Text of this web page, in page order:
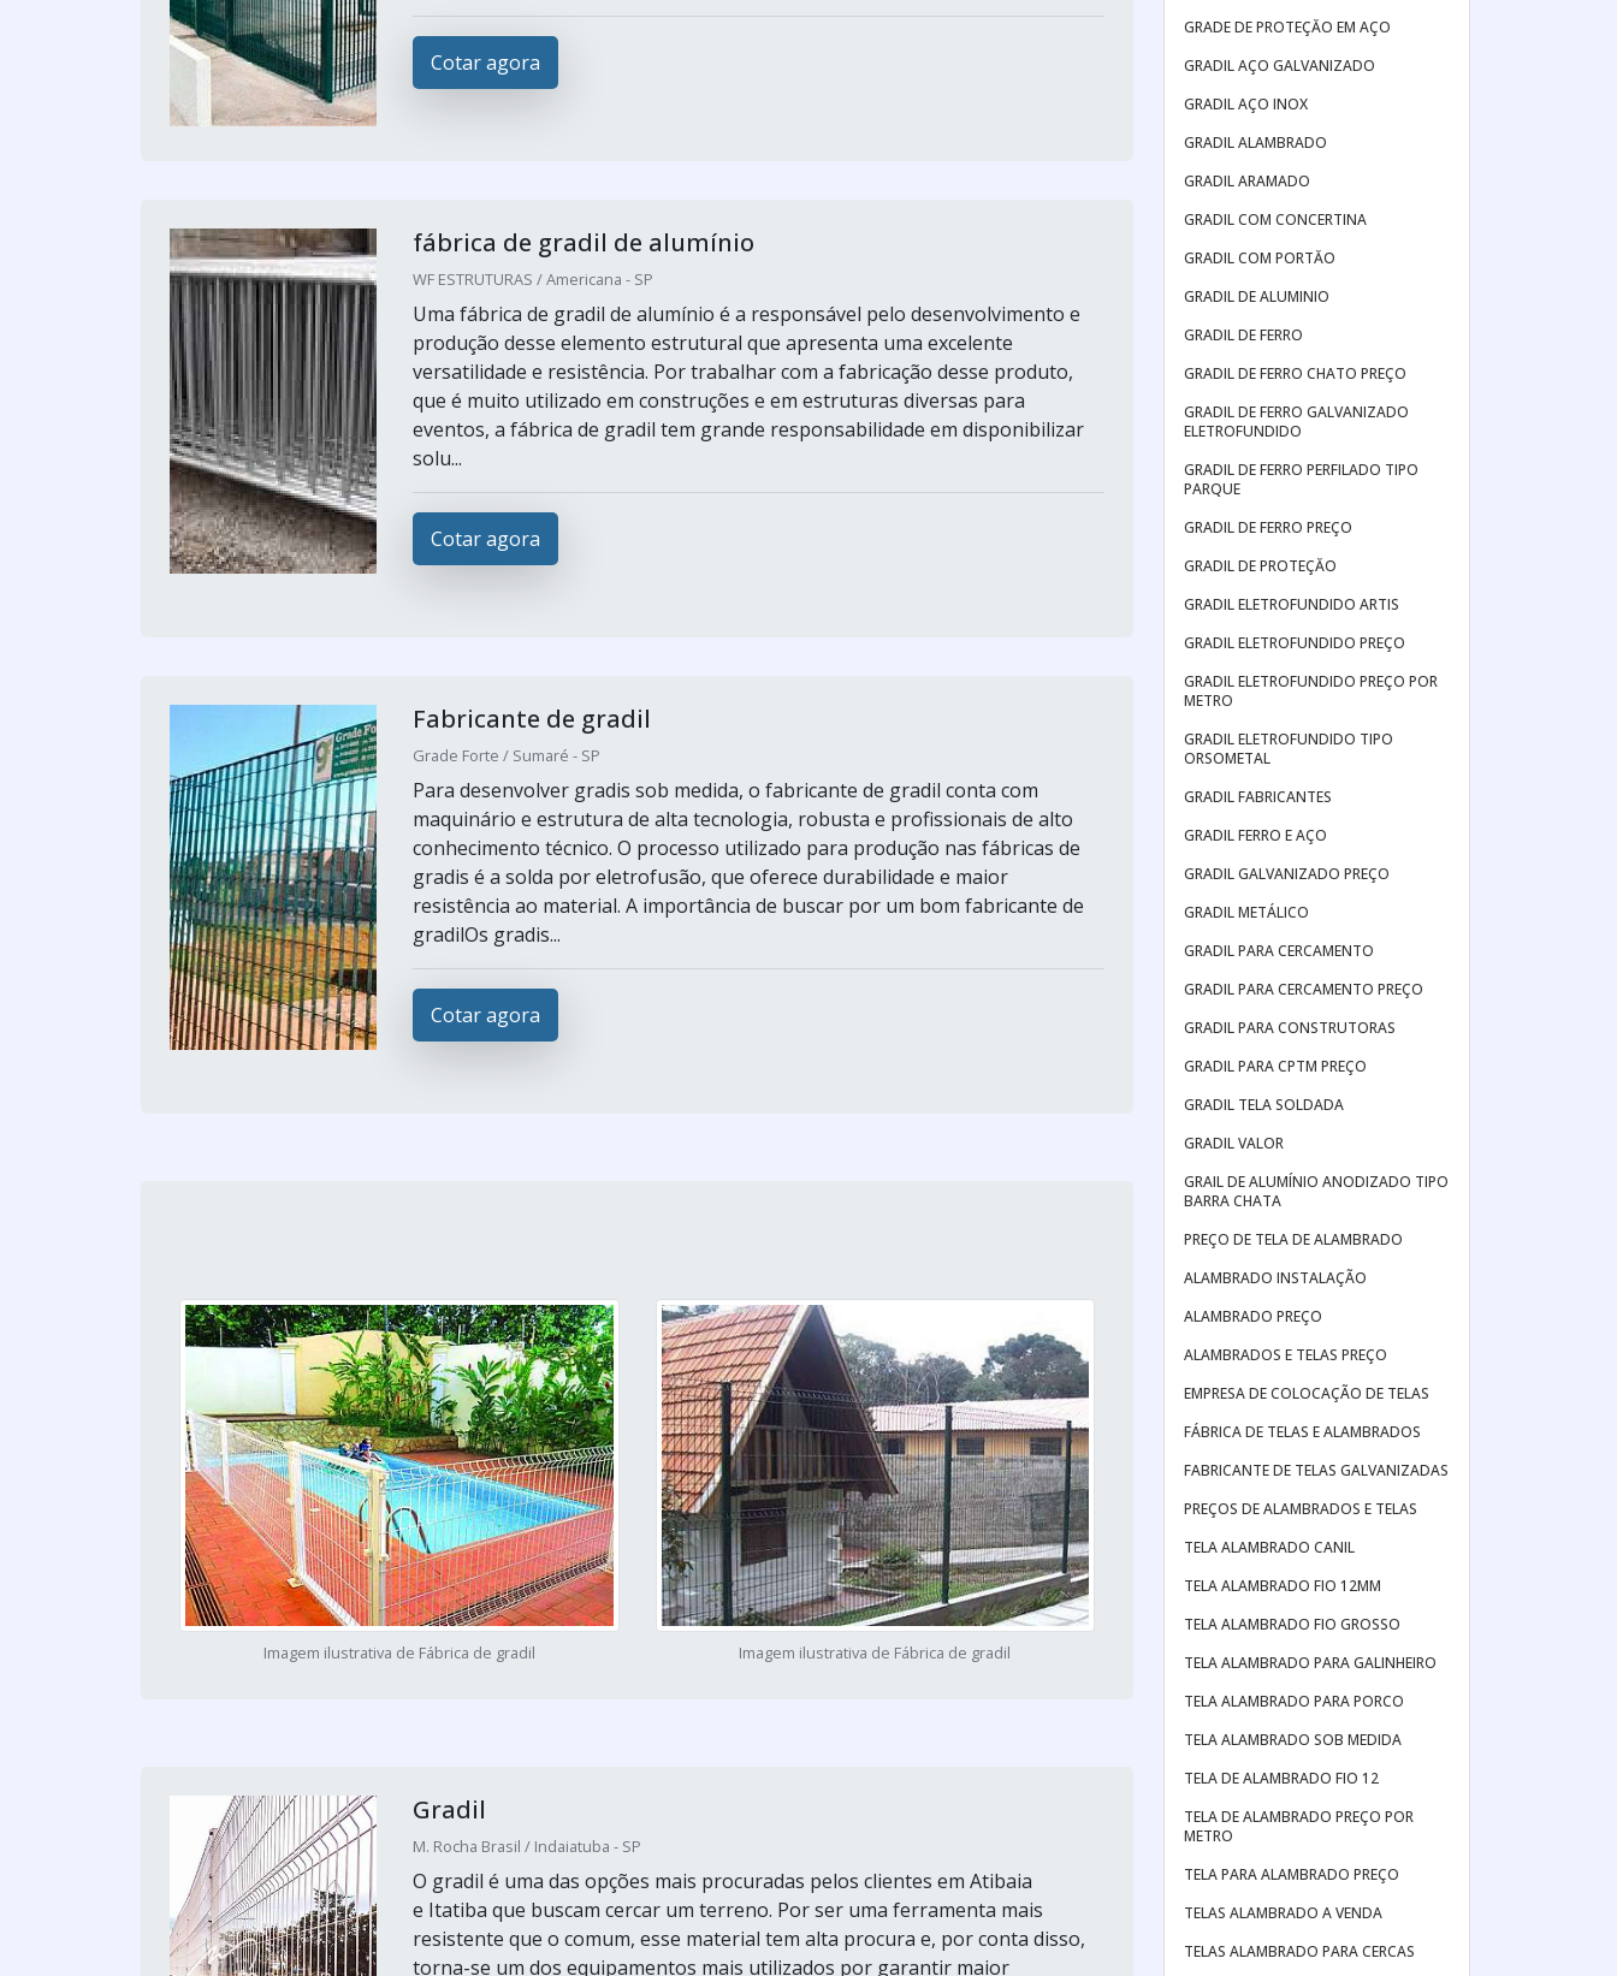
Cotar agora
fábrica de gradil de alumínio
WF ESTRUTURAS / Americana - SP
Uma fábrica de gradil de alumínio é a responsável pelo desenvolvimento e
produção desse elemento estrutural que apresenta uma excelente
versatilidade e resistência. Por trabalhar com a fabricação desse produto,
que é muito utilizado em construções e em estruturas diversas para
eventos, a fábrica de gradil tem grande responsabilidade em disponibilizar
solu...
Cotar agora
Fabricante de gradil
Grade Forte / Sumaré - SP
Para desenvolver gradis sob medida, o fabricante de gradil conta com
maquinário e estrutura de alta tecnologia, robusta e profissionais de alto
conhecimento técnico. O processo utilizado para produção nas fábricas de
gradis é a solda por eletrofusão, que oferece durabilidade e maior
resistência ao material. A importância de buscar por um bom fabricante de
gradilOs gradis...
Cotar agora
Imagem ilustrativa de Fábrica de gradil Imagem ilustrativa de Fábrica de gradil
Gradil
M. Rocha Brasil / Indaiatuba - SP
O gradil é uma das opções mais procuradas pelos clientes em Atibaia
e Itatiba que buscam cercar um terreno. Por ser uma ferramenta mais
resistente que o comum, esse material tem alta procura e, por conta disso,
torna-se um dos equipamentos mais utilizados por garantir maior
GRADE DE PROTEÇĂO EM AÇO
GRADIL AÇO GALVANIZADO
GRADIL AÇO INOX
GRADIL ALAMBRADO
GRADIL ARAMADO
GRADIL COM CONCERTINA
GRADIL COM PORTĂO
GRADIL DE ALUMINIO
GRADIL DE FERRO
GRADIL DE FERRO CHATO PREÇO
GRADIL DE FERRO GALVANIZADO
ELETROFUNDIDO
GRADIL DE FERRO PERFILADO TIPO
PARQUE
GRADIL DE FERRO PREÇO
GRADIL DE PROTEÇĂO
GRADIL ELETROFUNDIDO ARTIS
GRADIL ELETROFUNDIDO PREÇO
GRADIL ELETROFUNDIDO PREÇO POR
METRO
GRADIL ELETROFUNDIDO TIPO
ORSOMETAL
GRADIL FABRICANTES
GRADIL FERRO E AÇO
GRADIL GALVANIZADO PREÇO
GRADIL METÁLICO
GRADIL PARA CERCAMENTO
GRADIL PARA CERCAMENTO PREÇO
GRADIL PARA CONSTRUTORAS
GRADIL PARA CPTM PREÇO
GRADIL TELA SOLDADA
GRADIL VALOR
GRAIL DE ALUMÍNIO ANODIZADO TIPO
BARRA CHATA
PREÇO DE TELA DE ALAMBRADO
ALAMBRADO INSTALAÇÃO
ALAMBRADO PREÇO
ALAMBRADOS E TELAS PREÇO
EMPRESA DE COLOCAÇÃO DE TELAS
FÁBRICA DE TELAS E ALAMBRADOS
FABRICANTE DE TELAS GALVANIZADAS
PREÇOS DE ALAMBRADOS E TELAS
TELA ALAMBRADO CANIL
TELA ALAMBRADO FIO 12MM
TELA ALAMBRADO FIO GROSSO
TELA ALAMBRADO PARA GALINHEIRO
TELA ALAMBRADO PARA PORCO
TELA ALAMBRADO SOB MEDIDA
TELA DE ALAMBRADO FIO 12
TELA DE ALAMBRADO PREÇO POR
METRO
TELA PARA ALAMBRADO PREÇO
TELAS ALAMBRADO A VENDA
TELAS ALAMBRADO PARA CERCAS